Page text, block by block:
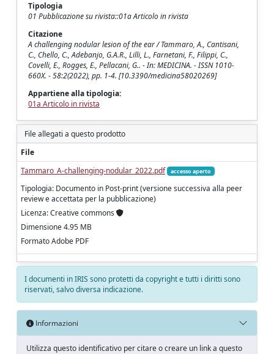
Tipologia
01 Pubblicazione su rivista::01a Articolo in rivista
Citazione
A challenging nodular lesion of the ear / Tammaro, A., Cantisani,
C., Chello, C., Adebanjo, G.A.R., Lilli, L., Farnetani, F., Filippi, C.,
Covelli, E., Rogges, E., Pellacani, G.. - In: MEDICINA. - ISSN 1010-
660X. - 58:2(2022), pp. 1-4. [10.3390/medicina58020269]
Appartiene alla tipologia:
01a Articolo in rivista
File allegati a questo prodotto
File
Tammaro_A-challenging-nodular_2022.pdf
accesso aperto
Tipologia: Documento in Post-print (versione successiva alla peer
review e accettata per la pubblicazione)
Licenza: Creative commons
Dimensione 4.95 MB
Formato Adobe PDF
I documenti in IRIS sono protetti da copyright e tutti i diritti sono
riservati, salvo diversa indicazione.
Informazioni
Utilizza questo identificativo per citare o creare un link a questo